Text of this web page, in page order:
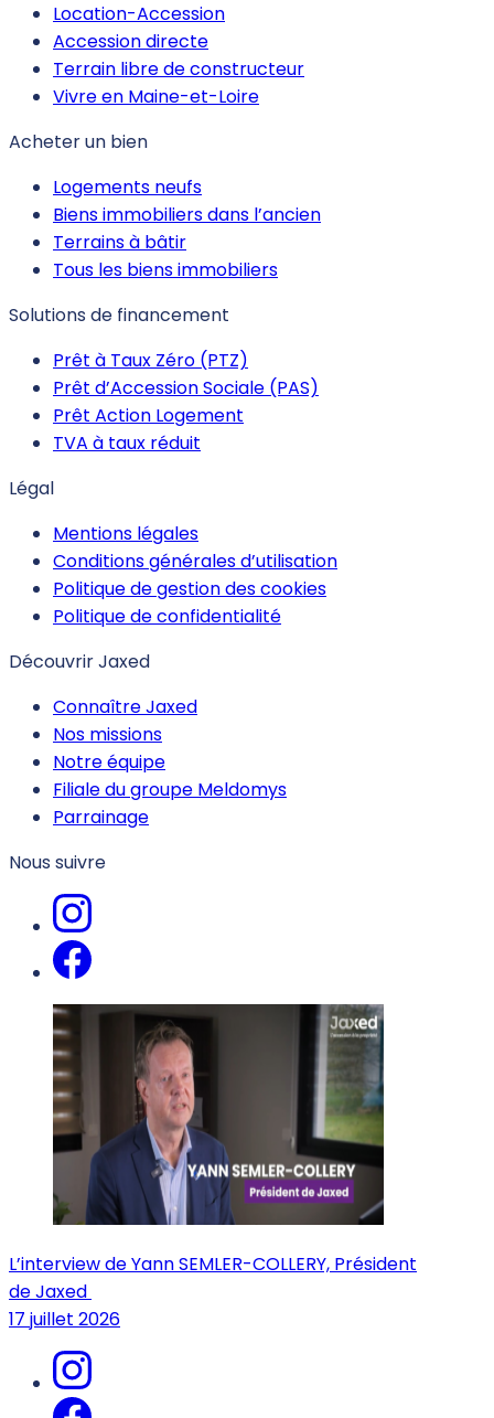
Location-Accession
Accession directe
Terrain libre de constructeur
Vivre en Maine-et-Loire
Acheter un bien
Logements neufs
Biens immobiliers dans l’ancien
Terrains à bâtir
Tous les biens immobiliers
Solutions de financement
Prêt à Taux Zéro (PTZ)
Prêt d’Accession Sociale (PAS)
Prêt Action Logement
TVA à taux réduit
Légal
Mentions légales
Conditions générales d’utilisation
Politique de gestion des cookies
Politique de confidentialité
Découvrir Jaxed
Connaître Jaxed
Nos missions
Notre équipe
Filiale du groupe Meldomys
Parrainage
Nous suivre
L’interview de Yann SEMLER-COLLERY, Président
de Jaxed
17 juillet 2026